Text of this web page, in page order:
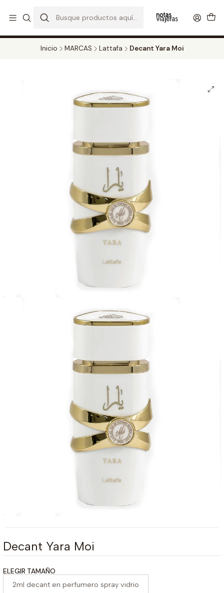
TODOS LOS DECANTS
Inicio MARCAS Lattafa Decant Yara Moi
Decant Yara Moi
ELEGIR TAMAÑO
2ml decant en perfumero spray vidrio